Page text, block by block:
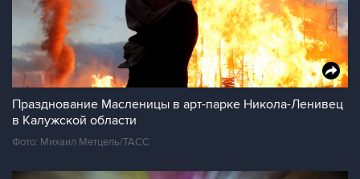
Празднование Масленицы в арт-парке Никола-Ленивец
в Калужской области
Фото: Михаил Метцель/ТАСС